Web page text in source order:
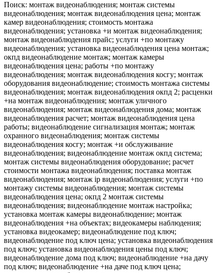
Поиск: монтаж видеонаблюдения; монтаж системы
видеонаблюдения; монтаж видеонаблюдения цена; монтаж
камер видеонаблюдения; стоимость монтажа
видеонаблюдения; установка +и монтаж видеонаблюдения;
монтаж видеонаблюдения прайс; услуги +по монтажу
видеонаблюдения; установка видеонаблюдения цена монтаж;
окпд видеонаблюдение монтаж; монтаж камеры
видеонаблюдения цена; работы +по монтажу
видеонаблюдения; монтаж видеонаблюдения косгу; монтаж
оборудования видеонаблюдение; стоимость монтажа системы
видеонаблюдения; монтаж видеонаблюдения окпд 2; расценки
+на монтаж видеонаблюдения; монтаж уличного
видеонаблюдения; монтаж видеонаблюдения дома; монтаж
видеонаблюдения расчет; монтаж видеонаблюдения цена
работы; видеонаблюдение сигнализация монтаж; монтаж
охранного видеонаблюдения; монтаж системы
видеонаблюдения косгу; монтаж +и обслуживание
видеонаблюдения; видеонаблюдение монтаж окпд система;
монтаж системы видеонаблюдения оборудование; расчет
стоимости монтажа видеонаблюдения; поставка монтаж
видеонаблюдения; монтаж ip видеонаблюдения; услуги +по
монтажу системы видеонаблюдения; монтаж системы
видеонаблюдения цена; окпд 2 монтаж системы
видеонаблюдения; видеонаблюдение монтаж настройка;
установка монтаж камеры видеонаблюдение; монтаж
видеонаблюдения +на объектах; видеокамеры наблюдения;
установка видеокамер; видеонаблюдение под ключ;
видеонаблюдение под ключ цена; установка видеонаблюдения
под ключ; установка видеонаблюдения цены под ключ;
видеонаблюдение дома под ключ; видеонаблюдение +на дачу
под ключ; видеонаблюдение +на даче под ключ цена;